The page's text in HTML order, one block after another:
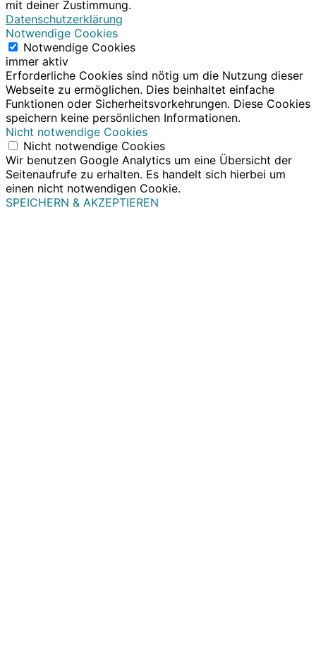
mit deiner Zustimmung.
Datenschutzerklärung
Notwendige Cookies
Notwendige Cookies
immer aktiv
Erforderliche Cookies sind nötig um die Nutzung dieser
Webseite zu ermöglichen. Dies beinhaltet einfache
Funktionen oder Sicherheitsvorkehrungen. Diese Cookies
speichern keine persönlichen Informationen.
Nicht notwendige Cookies
Nicht notwendige Cookies
Wir benutzen Google Analytics um eine Übersicht der
Seitenaufrufe zu erhalten. Es handelt sich hierbei um
einen nicht notwendigen Cookie.
SPEICHERN & AKZEPTIEREN